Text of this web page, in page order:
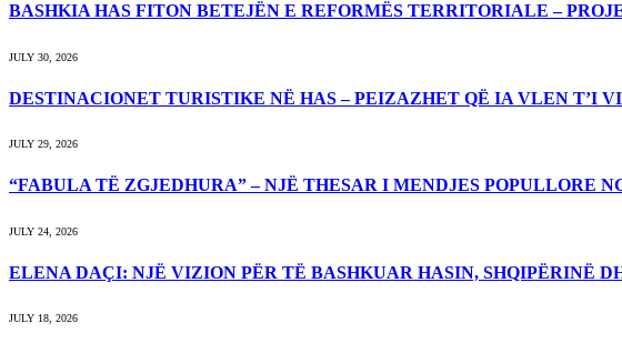
BASHKIA HAS FITON BETEJËN E REFORMËS TERRITORIALE –
JULY 30, 2026
DESTINACIONET TURISTIKE NË HAS – PEIZAZHET QË IA VLEN T’I
JULY 29, 2026
“FABULA TË ZGJEDHURA” – NJË THESAR I MENDJES POPULLORE
JULY 24, 2026
ELENA DAÇI: NJË VIZION PËR TË BASHKUAR HASIN, SHQIPËRINË
JULY 18, 2026